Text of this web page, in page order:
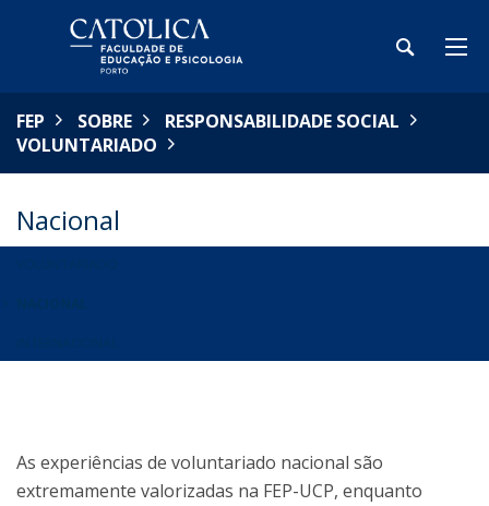
FEP SOBRE
RESPONSABILIDADE SOCIAL
VOLUNTARIADO
Nacional
As experiências de voluntariado nacional são
extremamente valorizadas na FEP-UCP, enquanto